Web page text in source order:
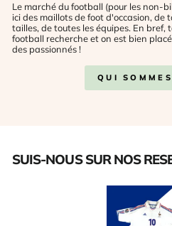
Le marché du football (pour les non-
ici des maillots de foot d'occasion, de
tailles, de toutes les équipes. En bref,
football recherche et on est bien
des passionnés !
QUI
SUIS-NOUS SUR NOS